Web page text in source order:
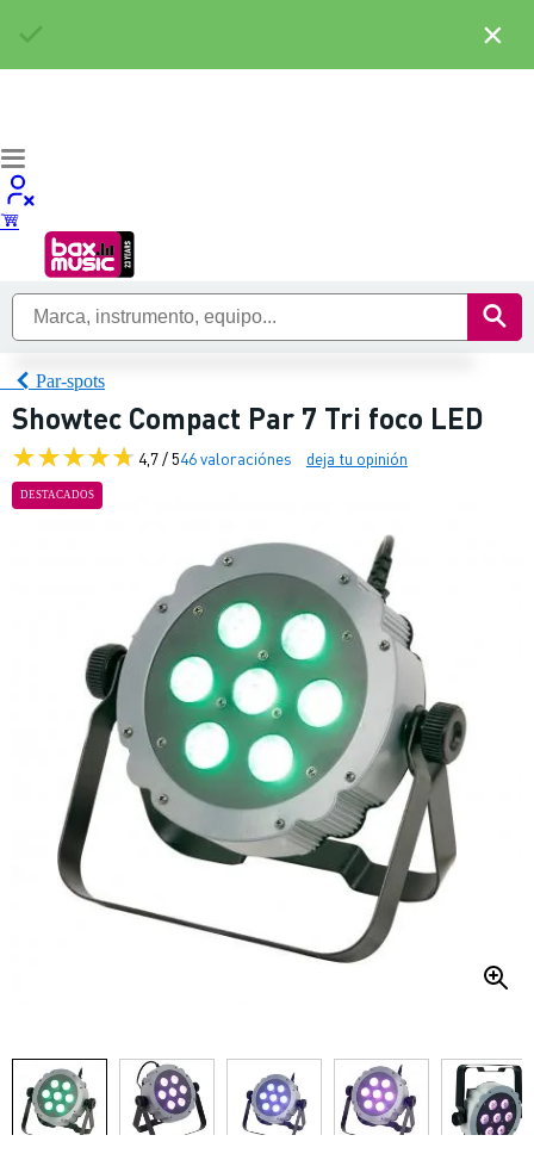
Par-spots
Showtec Compact Par 7 Tri foco LED
4,7 / 546 valoraciónes deja tu opinión
DESTACADOS
×